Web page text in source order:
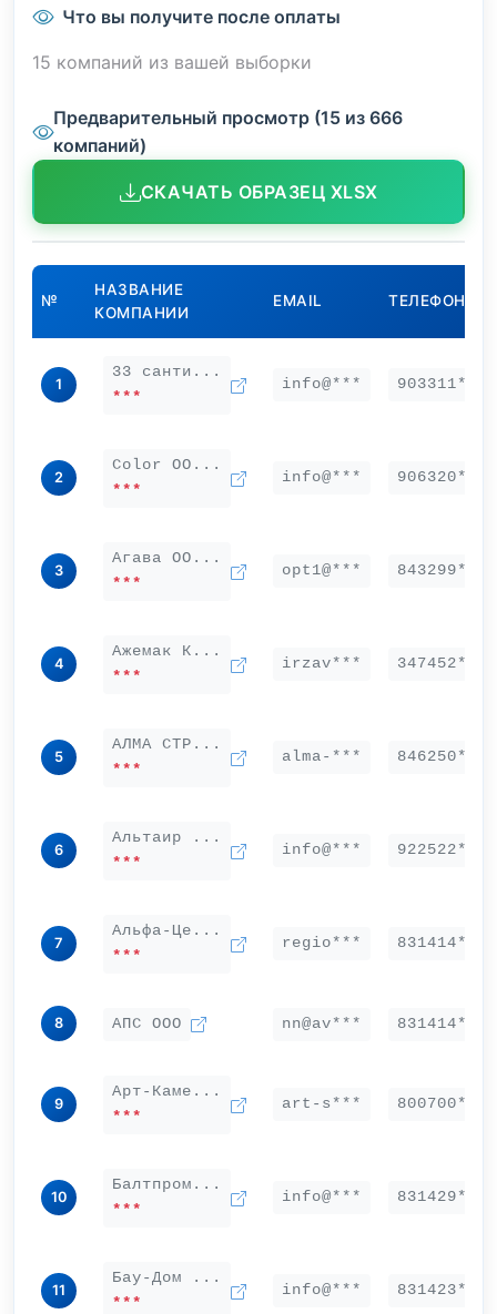
Что вы получите после оплаты
15 компаний из вашей выборки
Предварительный просмотр (15 из 666
компаний)
СКАЧАТЬ ОБРАЗЕЦ XLSX
№
НАЗВАНИЕ
КОМПАНИИ
EMAIL ТЕЛЕФОН
1
33 санти...
***
info@*** 903311***
2
Color ОО...
***
info@*** 906320***
3
Агава ОО...
***
opt1@*** 843299***
4
Ажемак К...
***
irzav*** 347452***
5
АЛМА СТР...
***
alma-*** 846250***
6
Альтаир ...
***
info@*** 922522***
7
Альфа-Це...
***
regio*** 831414***
8 АПС ООО nn@av*** 831414***
9
Арт-Каме...
***
art-s*** 800700***
10
Балтпром...
***
info@*** 831429***
11
Бау-Дом ...
***
info@*** 831423***